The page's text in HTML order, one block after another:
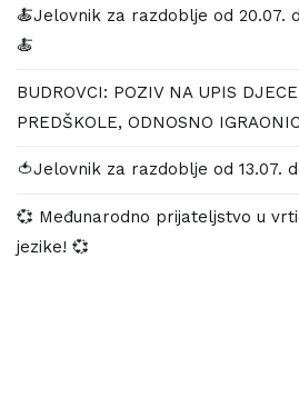
🍝Jelovnik za razdoblje od 20.07.
🍝
BUDROVCI: POZIV NA UPIS
PREDŠKOLE, ODNOSNO
🍅Jelovnik za razdoblje od 13.07.
💞 Međunarodno prijateljstvo u
jezike! 💞